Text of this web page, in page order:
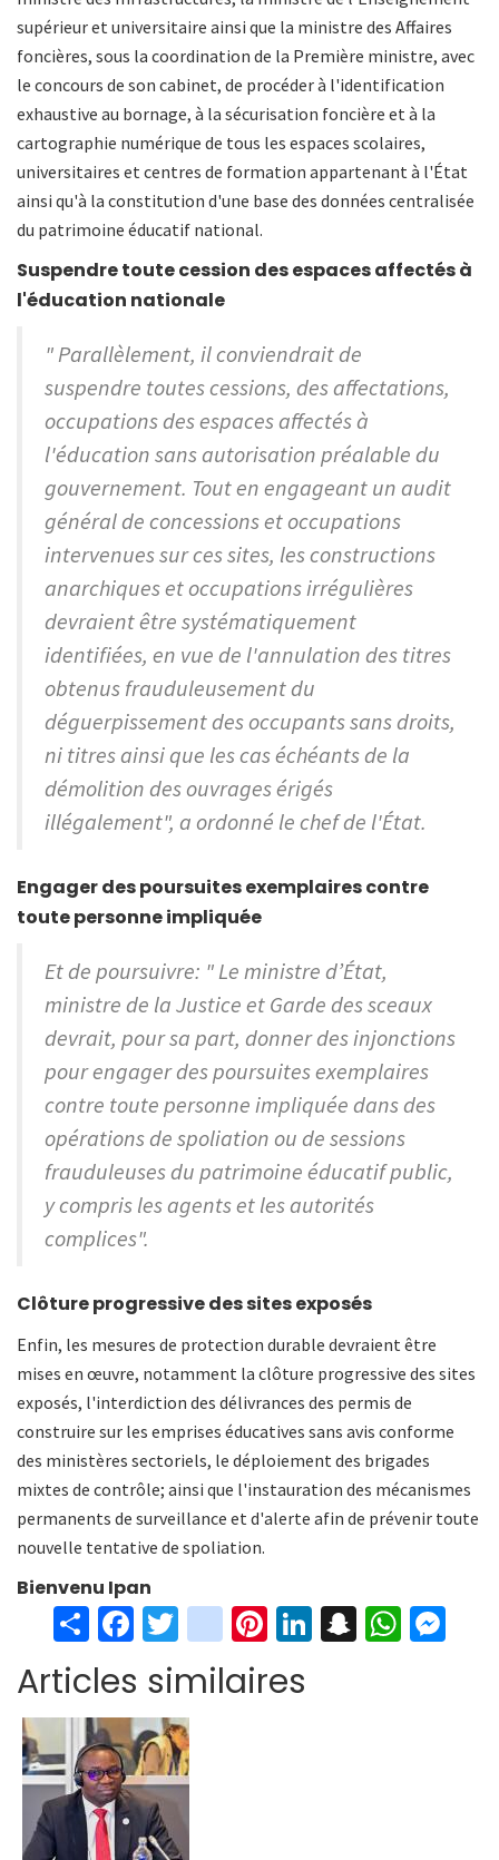
supérieur et universitaire ainsi que la ministre des Affaires
foncières, sous la coordination de la Première ministre, avec
le concours de son cabinet, de procéder à l'identification
exhaustive au bornage, à la sécurisation foncière et à la
cartographie numérique de tous les espaces scolaires,
universitaires et centres de formation appartenant à l'État
ainsi qu'à la constitution d'une base des données centralisée
du patrimoine éducatif national.
Suspendre toute cession des espaces affectés à
l'éducation nationale
" Parallèlement, il conviendrait de
suspendre toutes cessions, des affectations,
occupations des espaces affectés à
l'éducation sans autorisation préalable du
gouvernement. Tout en engageant un audit
général de concessions et occupations
intervenues sur ces sites, les constructions
anarchiques et occupations irrégulières
devraient être systématiquement
identifiées, en vue de l'annulation des titres
obtenus frauduleusement du
déguerpissement des occupants sans droits,
ni titres ainsi que les cas échéants de la
démolition des ouvrages érigés
illégalement", a ordonné le chef de l'État.
Engager des poursuites exemplaires contre
toute personne impliquée
Et de poursuivre: " Le ministre d’État,
ministre de la Justice et Garde des sceaux
devrait, pour sa part, donner des injonctions
pour engager des poursuites exemplaires
contre toute personne impliquée dans des
opérations de spoliation ou de sessions
frauduleuses du patrimoine éducatif public,
y compris les agents et les autorités
complices".
Clôture progressive des sites exposés
Enfin, les mesures de protection durable devraient être
mises en œuvre, notamment la clôture progressive des sites
exposés, l'interdiction des délivrances des permis de
construire sur les emprises éducatives sans avis conforme
des ministères sectoriels, le déploiement des brigades
mixtes de contrôle; ainsi que l'instauration des mécanismes
permanents de surveillance et d'alerte afin de prévenir toute
nouvelle tentative de spoliation.
Bienvenu Ipan
S
h
ar
e
Fa
ce
b
o
o
k
T
wi
tt
er
in
st
ag
Pi
er
Li S W
Articles similaires